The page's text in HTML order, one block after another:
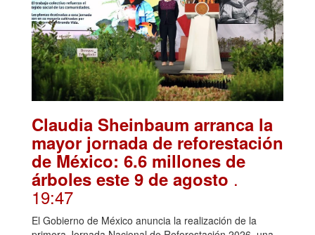
Claudia Sheinbaum arranca la
mayor jornada de reforestación
de México: 6.6 millones de
árboles este 9 de agosto .
19:47
El Gobierno de México anuncia la realización de la